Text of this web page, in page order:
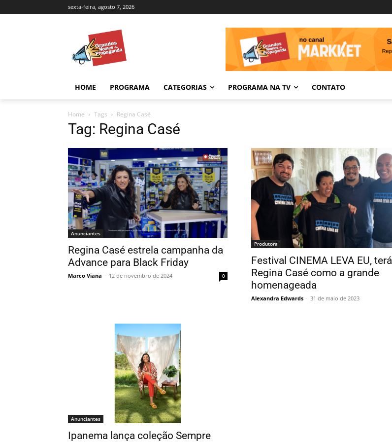
sexta-feira, agosto 7, 2026
HOME PROGRAMA CATEGORIAS PROGRAMA NA TV CONTATO
Home Tags Regina Casé
Tag: Regina Casé
Anunciantes
Regina Casé estrela campanha da
Advance para Black Friday
Marco Viana - 12 de novembro de 2024 0
Produtora
Festival CINEMA LEVA EU, terá
Regina Casé como a grande
homenageada
Alexandra Edwards - 31 de maio de 2023
Anunciantes
Ipanema lança coleção Sempre